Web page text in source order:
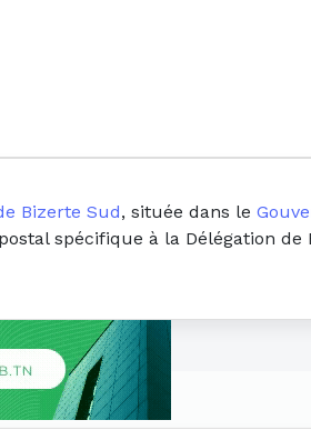
Bizerte Sud, située dans le
spécifique à la Délégation